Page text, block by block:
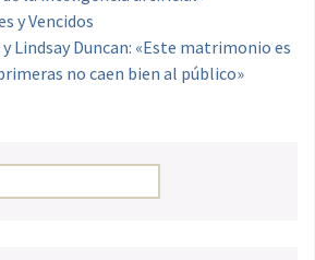
y Vencidos
Lindsay Duncan: «Este matrimonio es
no caen bien al público»